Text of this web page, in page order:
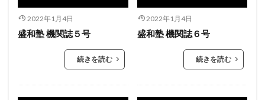
2022年1月4日
盛和塾 機関誌５号
続きを読む
2022年1月4日
盛和塾 機関誌６号
続きを読む